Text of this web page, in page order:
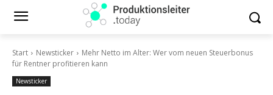
Start Newsticker
Mehr Netto im Alter: Wer vom neuen Steuerbonus
für Rentner profitieren kann
Newsticker